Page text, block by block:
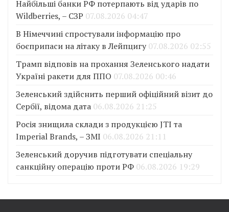
Найбільші банки РФ потерпають від ударів по
Wildberries, – СЗР 07.08.2026 04:47
В Німеччині спростували інформацію про
боєприпаси на літаку в Лейпцигу 07.08.2026 02:55
Трамп відповів на прохання Зеленського надати
Україні ракети для ППО 07.08.2026 00:46
Зеленський здійснить перший офіційний візит до
Сербії, відома дата 06.08.2026 21:25
Росія знищила склади з продукцією JTI та
Imperial Brands, – ЗМІ 06.08.2026 21:11
Зеленський доручив підготувати спеціальну
санкційну операцію проти РФ 06.08.2026 19:29